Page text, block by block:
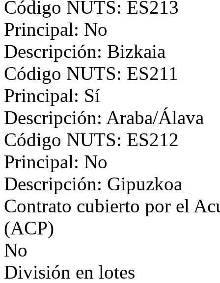
Código NUTS: ES213
Principal: No
Descripción: Bizkaia
Código NUTS: ES211
Principal: Sí
Descripción: Araba/Álava
Código NUTS: ES212
Principal: No
Descripción: Gipuzkoa
Contrato cubierto por el
(ACP)
No
División en lotes